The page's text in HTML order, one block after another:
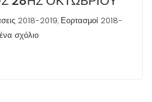
2018-2019, Εορτασμοί 2018-
σχόλιο